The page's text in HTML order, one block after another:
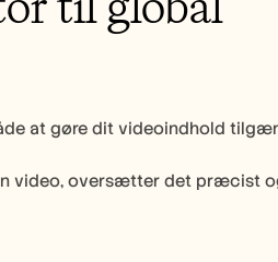
at gøre dit videoindhold
video, oversætter det præcist